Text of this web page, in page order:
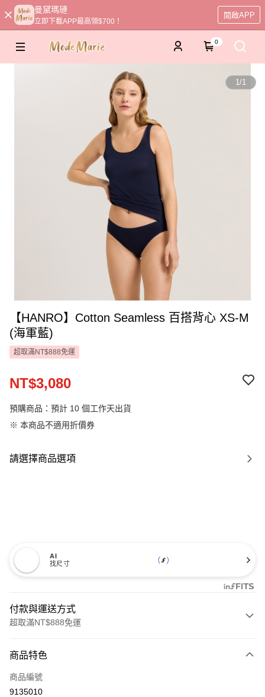
曼黛瑪璉
立即下載APP最高領$700！
開啟APP
0
1/1
【HANRO】Cotton Seamless 百搭背心 XS-M
(海軍藍)
超取滿NT$888免運
NT$3,080
預購商品：預計 10 個工作天出貨
※ 本商品不適用折價券
請選擇商品選項
AI
找尺寸
付款與運送方式
超取滿NT$888免運
信用卡一次付款
信用卡分期付款
商品特色
商品編號
9135010